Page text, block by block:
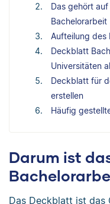
Das gehört
Bachelorarbeit
Aufteilung des
Deckblatt
Universitäten
Deckblatt für
erstellen
Häufig
Darum ist
Das Deckblatt ist das